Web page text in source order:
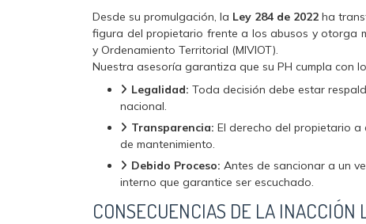
Desde su promulgación, la Ley 284 de 2022 ha
figura del propietario frente a los abusos y otorga
y Ordenamiento Territorial (MIVIOT).
Nuestra asesoría garantiza que su PH cumpla con
Legalidad: Toda decisión debe estar
nacional.
Transparencia: El derecho del propietario
de mantenimiento.
Debido Proceso: Antes de sancionar a un
interno que garantice ser escuchado.
CONSECUENCIAS DE LA INACCIÓN